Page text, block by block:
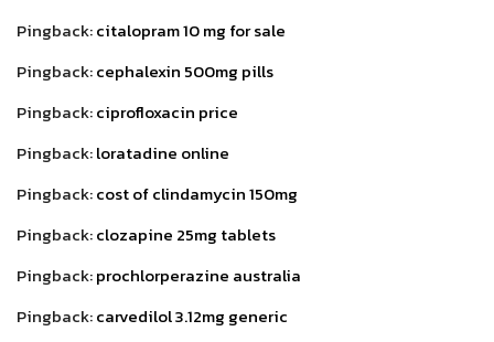
Pingback:citalopram 10 mg for sale
Pingback:cephalexin 500mg pills
Pingback:ciprofloxacin price
Pingback:loratadine online
Pingback:cost of clindamycin 150mg
Pingback:clozapine 25mg tablets
Pingback:prochlorperazine australia
Pingback:carvedilol 3.12mg generic